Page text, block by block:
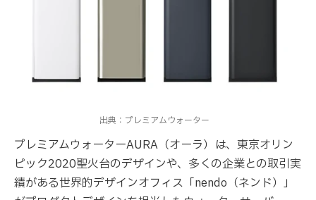
出典：プレミアムウォーター
プレミアムウォーターAURA（オーラ）は、東京オリン
ピック2020聖火台のデザインや、多くの企業との取引実
績がある世界的デザインオフィス「nendo（ネンド）」